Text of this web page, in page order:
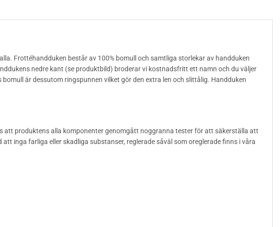
Frottéhandduken består av 100% bomull och samtliga storlekar av handduken
nedre kant (se produktbild) broderar vi kostnadsfritt ett namn och du väljer
är dessutom ringspunnen vilket gör den extra len och slittålig. Handduken
att produktens alla komponenter genomgått noggranna tester för att säkerställa att
inga farliga eller skadliga substanser, reglerade såväl som oreglerade finns i våra